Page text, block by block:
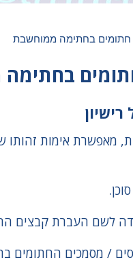
בחתימה ממוחשבת
מאפשרת אימות זהותו
לשם העברת קבצים
/ מסמכים החתומים